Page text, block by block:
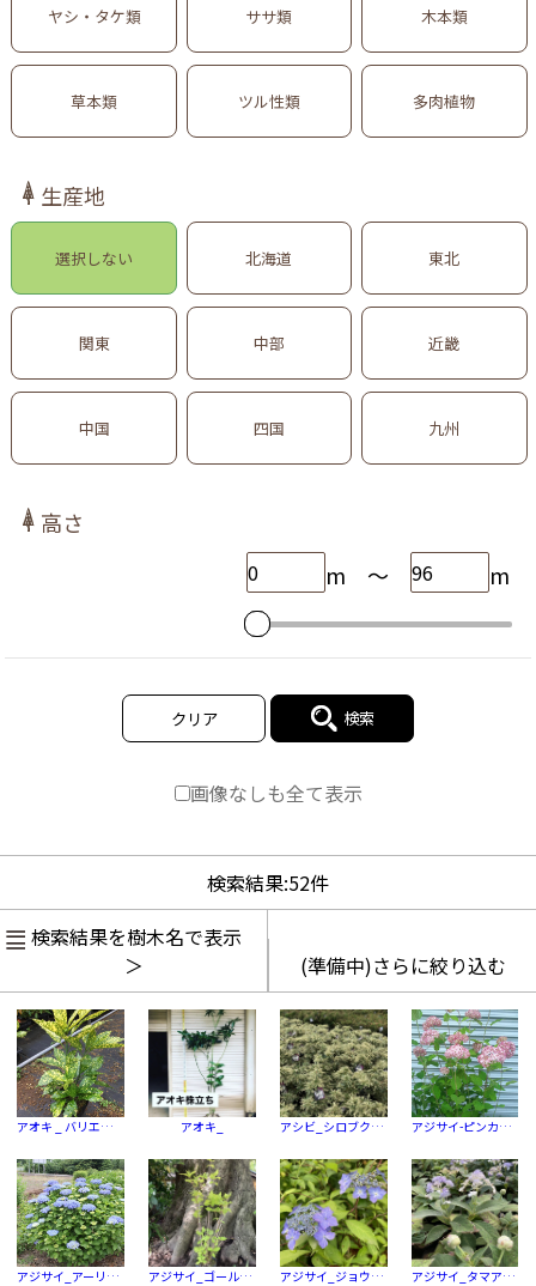
ヤシ・タケ類 ササ類 木本類
草本類 ツル性類 多肉植物
生産地
選択しない 北海道 東北
関東 中部 近畿
中国 四国 九州
高さ
m
～ m
クリア 検索
画像なしも全て表示
検索結果:52件
検索結果を樹木名で表示
＞
(準備中)さらに絞り込む
アオキ _ バリエガータ（フイリ） アオキ_ アシビ_シロブクリン (白覆輪) アジサイ-ピンカーベル
アジサイ_アーリーセンセーション アジサイ_ゴールデンサンライト アジサイ_ジョウリョクアジサイ ハル アジサイ_タマアジサイ